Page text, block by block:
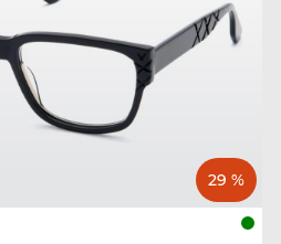
29 %